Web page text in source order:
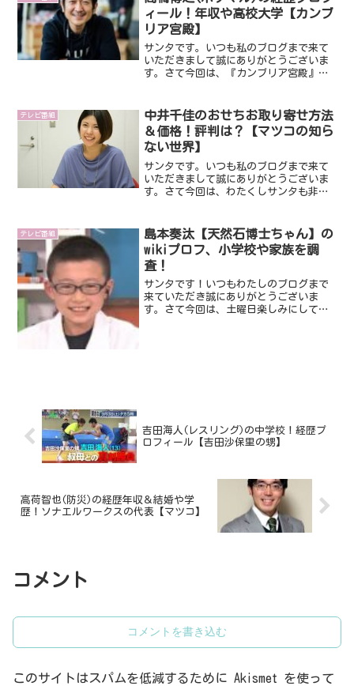
ィール！年収や高校大学【カンブ
リア宮殿】
サンタです。いつも私のブログまで来て
いただきまして誠にありがとうございま
す。さて今回は、『カンブリア宮殿』に
者を直接つなげる『ポケットマルシェ』
の運営をされています。そ...
テレビ番組
中井千佳のおせちお取り寄せ方法
＆価格！評判は？【マツコの知ら
ない世界】
サンタです。いつも私のブログまで来て
いただきまして誠にありがとうございま
す。さて今回は、わたくしサンタも非常
らない世界』に出演し話題になっている
方が中井千佳さんです。な...
テレビ番組
島本奏汰【天然石博士ちゃん】の
wikiプロフ、小学校や家族を調
査！
サンタです！いつもわたしのブログまで
来ていただき誠にありがとうございま
す。さて今回は、土曜日楽しみにしてい
吉田海人(レスリング)の中学校！経歴プ
ロフィール【吉田沙保里の甥】
高荷智也(防災)の経歴年収＆結婚や学
歴！ソナエルワークスの代表【マツコ】
コメント
コメントを書き込む
このサイトはスパムを低減するために Akismet を使って